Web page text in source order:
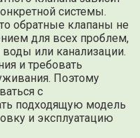
системы.
обратные клапаны не
для всех проблем,
или канализации.
и требовать
Поэтому
с
подходящую модель
и эксплуатацию